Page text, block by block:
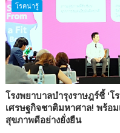
โรคน่ารู้
โรงพยาบาลบำรุงราษฎร์ชี้ ‘
เศรษฐกิจชาติมหาศาล! พร้อ
สุขภาพดีอย่างยั่งยืน